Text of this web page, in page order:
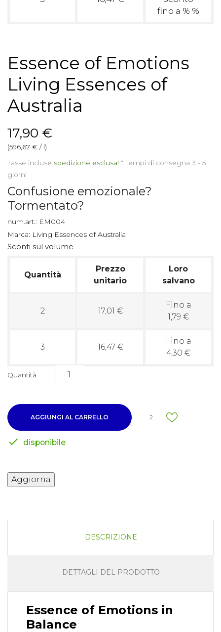
fino a % %
Essence of Emotions
Living Essences of
Australia
17,90 €
(596,67 € / l)
Tasse incluse spedizione esclusa! *Tempi di consegna 3 - 5
giorni
Confusione emozionale?
Tormentato?
num.art.: EM004
Marca: Living Essences of Australia
Sconti sul volume
Quantità
Prezzo
unitario
Loro
salvano
2 17,01 €
Fino a
1,79 €
3 16,47 €
Fino a
4,30 €
Quantità
AGGIUNGI AL CARRELLO 2
 disponibile
DESCRIZIONE
DETTAGLI DEL PRODOTTO
Essence of Emotions in
Balance